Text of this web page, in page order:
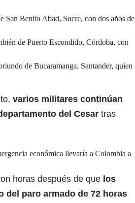
San Benito Abad, Sucre, con dos años de
de Puerto Escondido, Córdoba, con
de Bucaramanga, Santander, quien
varios militares continúan
del Cesar tras
económica llevaría a Colombia a
horas después de que los
del paro armado de 72 horas